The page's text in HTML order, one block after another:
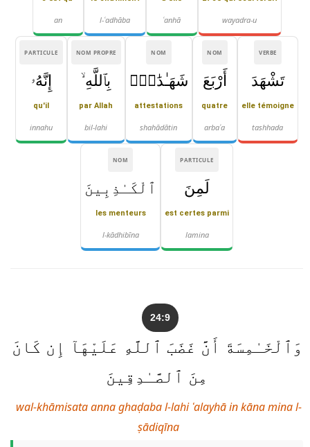
wayadra-u
ʿanhā
l-ʿadhāba
an
VERBE
تَشْهَدَ
elle témoigne
tashhada
NOM
أَرْبَعَ
quatre
arbaʿa
NOM
شَهَـٰدَٰتٍۭ
attestations
shahādātin
NOM PROPRE
بِٱللَّهِ ۙ
par Allah
bil-lahi
PARTICULE
إِنَّهُۥ
qu'il
innahu
PARTICULE
لَمِنَ
est certes parmi
lamina
NOM
ٱلْكَـٰذِبِينَ
les menteurs
l-kādhibīna
24:9
وَٱلْخَـٰمِسَةَ أَنَّ غَضَبَ ٱللَّهِ عَلَيْهَآ إِن كَانَ
مِنَ ٱلصَّـٰدِقِينَ
wal-khāmisata anna ghaḍaba l-lahi ʿalayhā in kāna mina l-
ṣādiqīna